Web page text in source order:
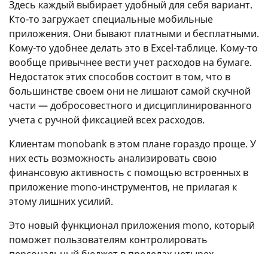
Здесь каждый выбирает удобный для себя вариант.
Кто-то загружает специальные мобильные
приложения. Они бывают платными и бесплатными.
Кому-то удобнее делать это в Excel-таблице. Кому-то
вообще привычнее вести учет расходов на бумаге.
Недостаток этих способов состоит в том, что в
большинстве своем они не лишают самой скучной
части — добросовестного и дисциплинированного
учета с ручной фиксацией всех расходов.
Клиентам monobank в этом плане гораздо проще. У
них есть возможность анализировать свою
финансовую активность с помощью встроенных в
приложение mono-инструментов, не прилагая к
этому лишних усилий.
Это новый функционал приложения mono, который
поможет пользователям контролировать